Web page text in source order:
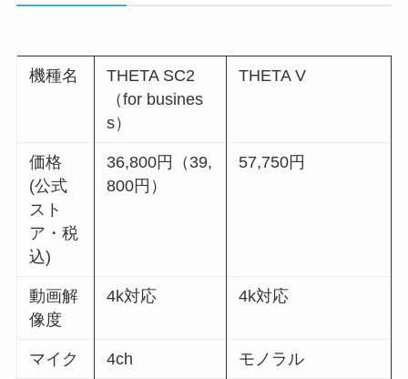
機種名
THETA SC2
（for busines
s）
THETA V
価格
(公式
スト
ア・税
込)
36,800円（39,
800円）
57,750円
動画解
像度
4k対応 4k対応
マイク 4ch モノラル